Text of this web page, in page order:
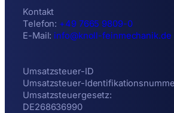
Kontakt
Telefon: +49 7665 9809-0
E-Mail: info@knoll-feinmechanik.de
Umsatzsteuer-ID
Umsatzsteuer-
Umsatzsteuergesetz:
DE268636990